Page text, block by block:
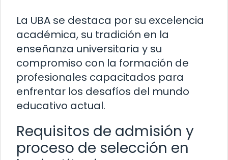
La UBA se destaca por su excelencia
académica, su tradición en la
enseñanza universitaria y su
compromiso con la formación de
profesionales capacitados para
enfrentar los desafíos del mundo
educativo actual.
Requisitos de admisión y
proceso de selección en